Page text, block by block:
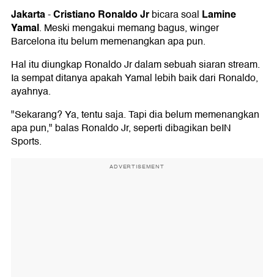
Jakarta-Cristiano Ronaldo Jrbicara soal Lamine
Yamal. Meski mengakui memang bagus, winger
Barcelona itu belum memenangkan apa pun.
Hal itu diungkap Ronaldo Jr dalam sebuah siaran stream.
Ia sempat ditanya apakah Yamal lebih baik dari Ronaldo,
ayahnya.
"Sekarang? Ya, tentu saja. Tapi dia belum memenangkan
apa pun," balas Ronaldo Jr, seperti dibagikan beIN
Sports.
ADVERTISEMENT